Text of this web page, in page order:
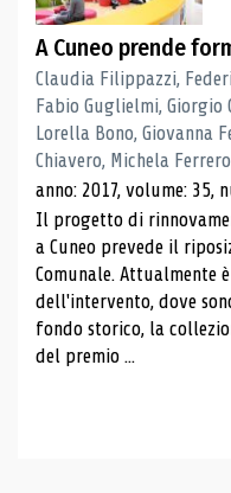
A Cuneo prende
Claudia Filippazzi,
Fabio Guglielmi, Giorgio
Lorella Bono, Giovanna
Chiavero, Michela Ferrero
anno: 2017, volume: 35,
Il progetto di
a Cuneo prevede il
Comunale.
dell'intervento, dove
fondo storico, la
del premio ...